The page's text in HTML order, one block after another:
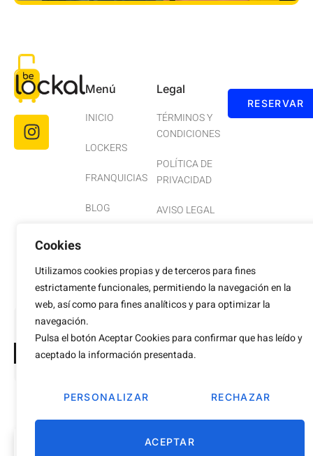
Cookies
Utilizamos cookies propias y de terceros para fines
estrictamente funcionales, permitiendo la navegación en la
web, así como para fines analíticos y para optimizar la
navegación.
Pulsa el botón Aceptar Cookies para confirmar que has leído y
aceptado la información presentada.
PERSONALIZAR RECHAZAR
ACEPTAR
Menú
INICIO
LOCKERS
FRANQUICIAS
BLOG
Legal
TÉRMINOS Y
CONDICIONES
POLÍTICA DE
PRIVACIDAD
AVISO LEGAL
ACCESIBILIDAD
RESERVAR
Desarrollo Web 💛